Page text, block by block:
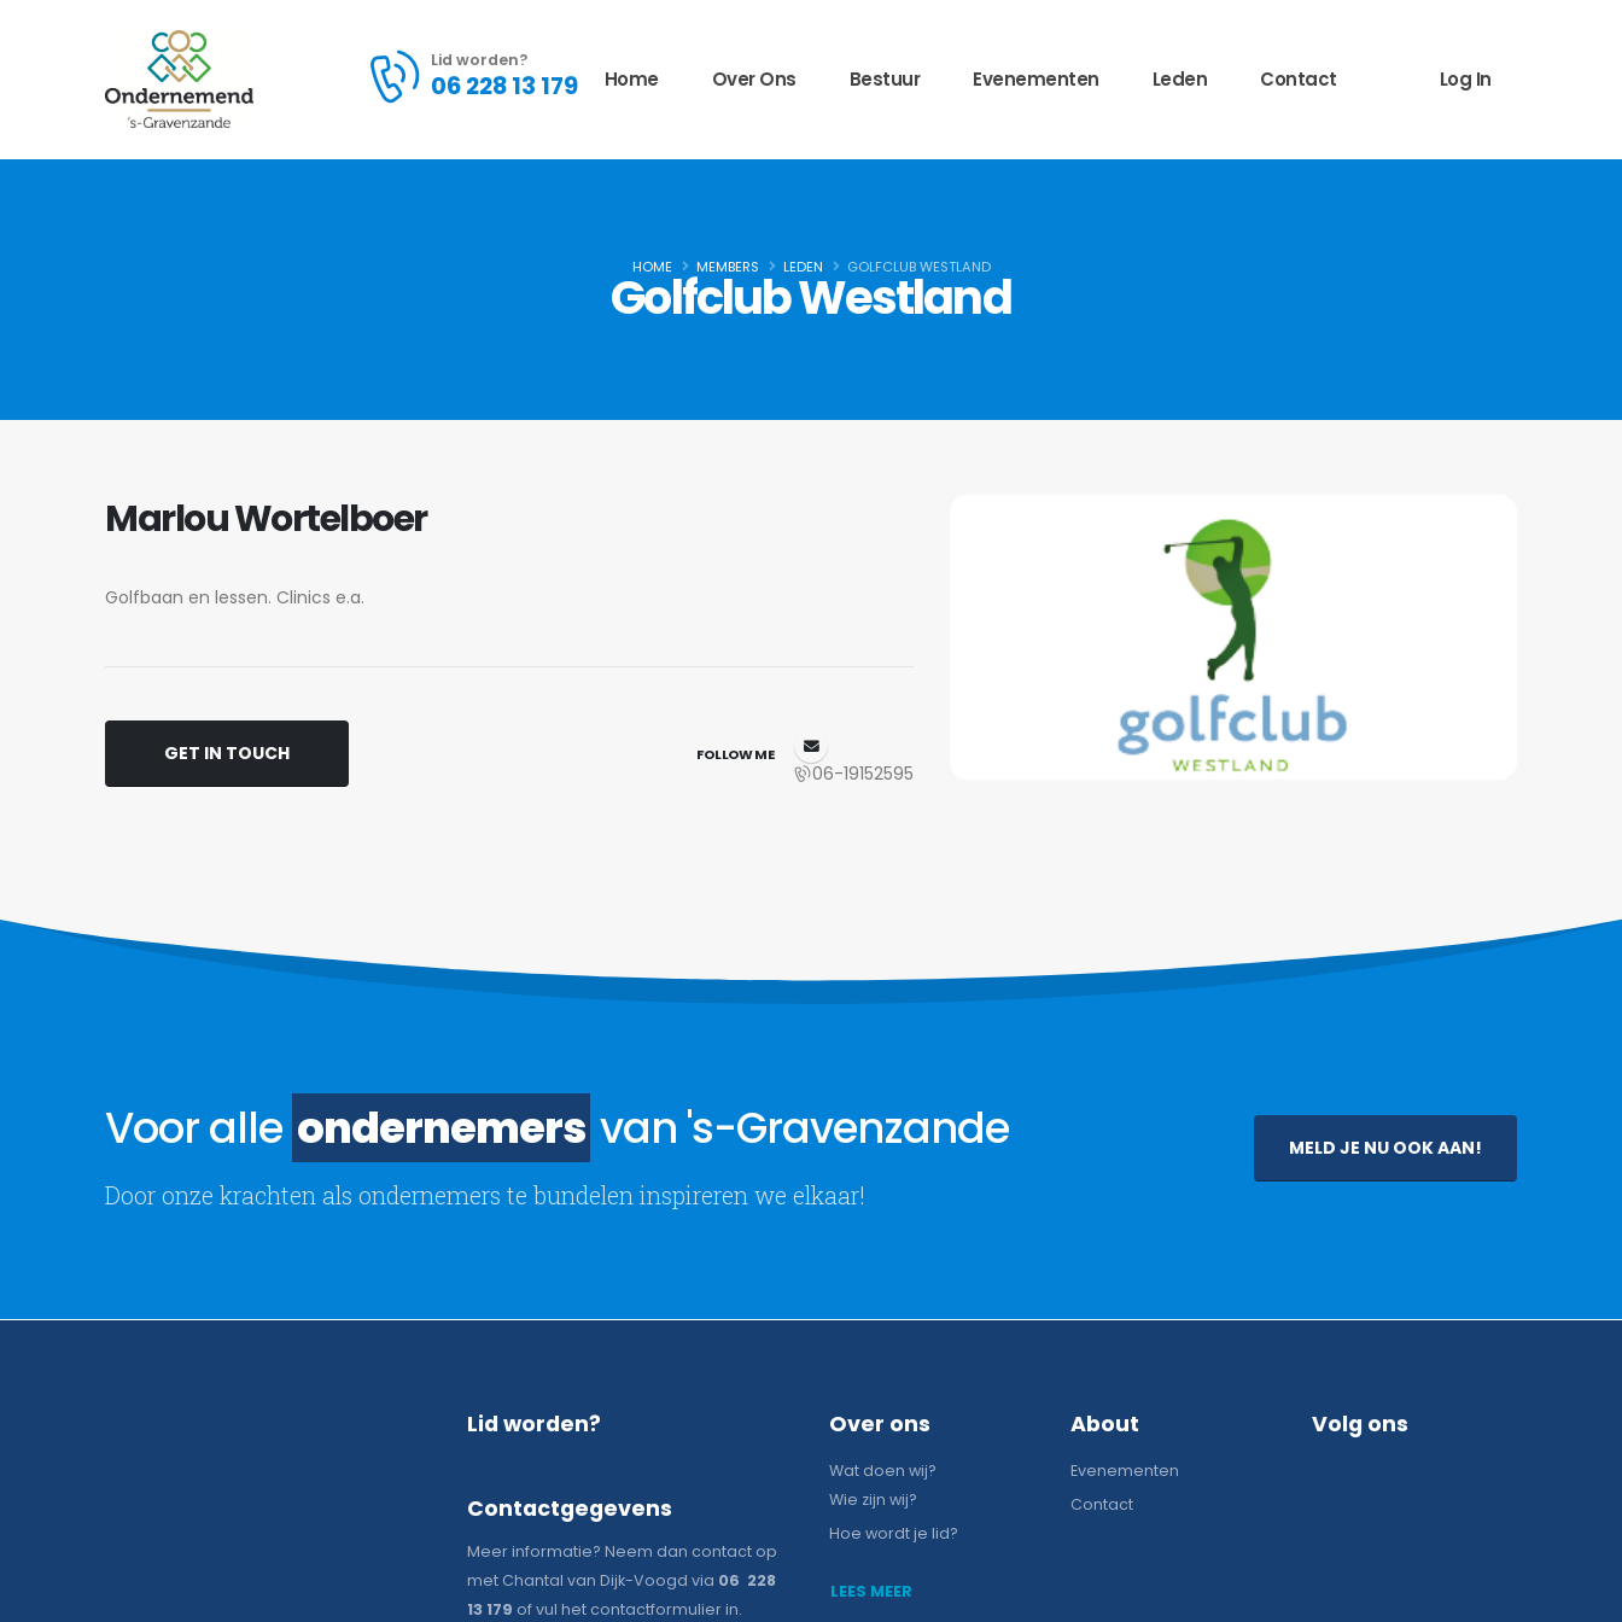
Lid worden?
06 228 13 179 Home Over Ons Bestuur Evenementen Leden Contact Log In
HOME MEMBERS LEDEN GOLFCLUB WESTLAND
Golfclub Westland
Marlou Wortelboer
Golfbaan en lessen. Clinics e.a.
GET IN TOUCH FOLLOW ME
06-19152595
Voor alle ondernemers van 's-Gravenzande
Door onze krachten als ondernemers te bundelen inspireren we elkaar!
MELD JE NU OOK AAN!
Lid worden?
Contactgegevens
Meer informatie? Neem dan contact op
met Chantal van Dijk-Voogd via 06 228
13 179 of vul het contactformulier in.
Over ons
Wat doen wij?
Wie zijn wij?
Hoe wordt je lid?
LEES MEER
About
Evenementen
Contact
Volg ons